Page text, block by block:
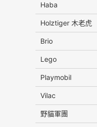
Haba
Holztiger 木老虎
Brio
Lego
Playmobil
Vilac
野貓軍團